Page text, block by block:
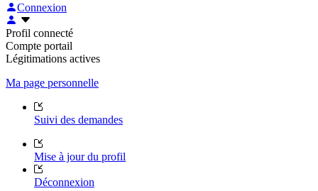
Connexion
Profil connecté
Compte portail
Légitimations actives
Ma page personnelle
Suivi des demandes
Mise à jour du profil
Déconnexion